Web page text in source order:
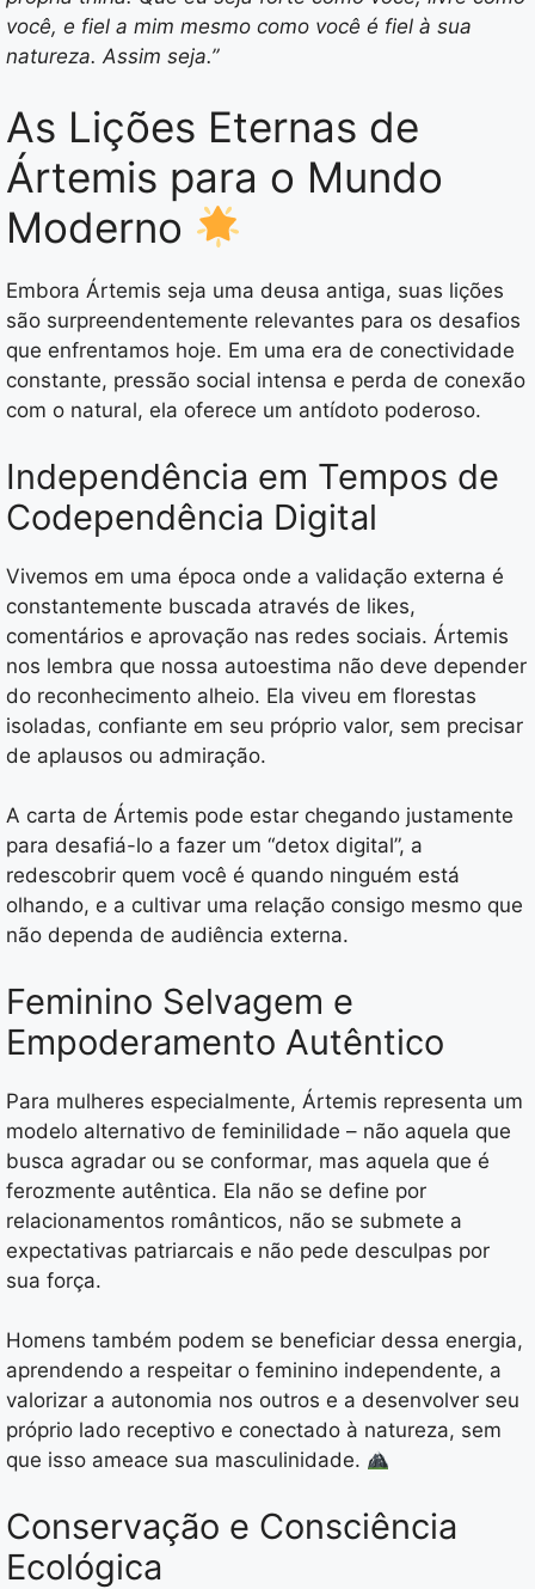
você, e fiel a mim mesmo como você é fiel à sua
natureza. Assim seja.”
As Lições Eternas de
Ártemis para o Mundo
Moderno
Embora Ártemis seja uma deusa antiga, suas lições
são surpreendentemente relevantes para os desafios
que enfrentamos hoje. Em uma era de conectividade
constante, pressão social intensa e perda de conexão
com o natural, ela oferece um antídoto poderoso.
Independência em Tempos de
Codependência Digital
Vivemos em uma época onde a validação externa é
constantemente buscada através de likes,
comentários e aprovação nas redes sociais. Ártemis
nos lembra que nossa autoestima não deve depender
do reconhecimento alheio. Ela viveu em florestas
isoladas, confiante em seu próprio valor, sem precisar
de aplausos ou admiração.
A carta de Ártemis pode estar chegando justamente
para desafiá-lo a fazer um “detox digital”, a
redescobrir quem você é quando ninguém está
olhando, e a cultivar uma relação consigo mesmo que
não dependa de audiência externa.
Feminino Selvagem e
Empoderamento Autêntico
Para mulheres especialmente, Ártemis representa um
modelo alternativo de feminilidade – não aquela que
busca agradar ou se conformar, mas aquela que é
ferozmente autêntica. Ela não se define por
relacionamentos românticos, não se submete a
expectativas patriarcais e não pede desculpas por
sua força.
Homens também podem se beneficiar dessa energia,
aprendendo a respeitar o feminino independente, a
valorizar a autonomia nos outros e a desenvolver seu
próprio lado receptivo e conectado à natureza, sem
que isso ameace sua masculinidade.
Conservação e Consciência
Ecológica